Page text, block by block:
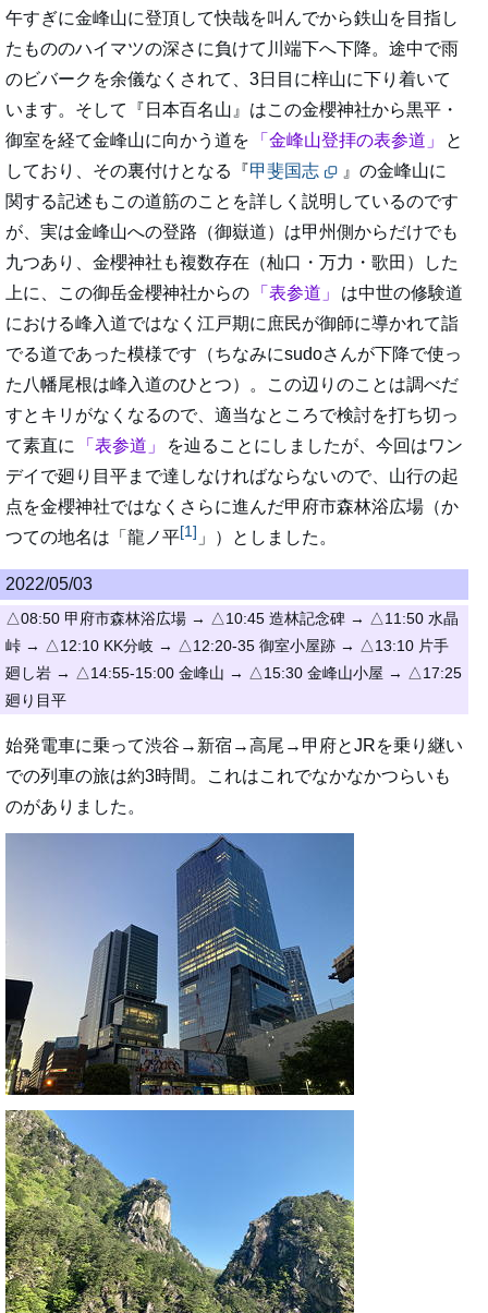
午すぎに金峰山に登頂して快哉を叫んでから鉄山を目指し
たもののハイマツの深さに負けて川端下へ下降。途中で雨
のビバークを余儀なくされて、3日目に梓山に下り着いて
います。そして『日本百名山』はこの金櫻神社から黒平・
御室を経て金峰山に向かう道を
金峰山登拝の表参道
と
しており、その裏付けとなる『甲斐国志
』の金峰山に
関する記述もこの道筋のことを詳しく説明しているのです
が、実は金峰山への登路（御嶽道）は甲州側からだけでも
九つあり、金櫻神社も複数存在（杣口・万力・歌田）した
上に、この御岳金櫻神社からの
表参道
は中世の修験道
における峰入道ではなく江戸期に庶民が御師に導かれて詣
でる道であった模様です（ちなみにsudoさんが下降で使っ
た八幡尾根は峰入道のひとつ）。この辺りのことは調べだ
すとキリがなくなるので、適当なところで検討を打ち切っ
て素直に
表参道
を辿ることにしましたが、今回はワン
デイで廻り目平まで達しなければならないので、山行の起
点を金櫻神社ではなくさらに進んだ甲府市森林浴広場（か
つての地名は「龍ノ平[1] 」）としました。
2022/05/03
△08:50 甲府市森林浴広場 → △10:45 造林記念碑 → △11:50 水晶
峠 → △12:10 KK分岐 → △12:20-35 御室小屋跡 → △13:10 片手
廻し岩 → △14:55-15:00 金峰山 → △15:30 金峰山小屋 → △17:25
廻り目平
始発電車に乗って渋谷→新宿→高尾→甲府とJRを乗り継い
での列車の旅は約3時間。これはこれでなかなかつらいも
のがありました。